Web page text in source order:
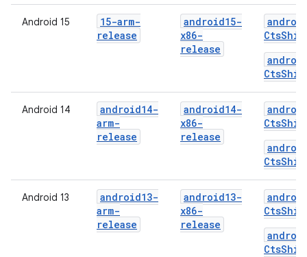
Android 15
15-arm-
release
android15-
x86-
release
Android 14
android14-
arm-
release
android14-
x86-
release
Android 13
android13-
arm-
release
android13-
x86-
release